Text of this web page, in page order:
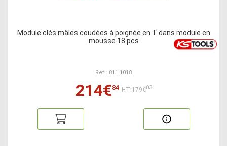
Module clés mâles coudées à poignée en T dans module en
mousse 18 pcs
Ref : 811.1018
214€84 HT:179€03